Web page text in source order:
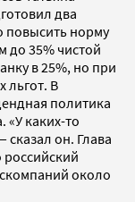
два
повысить норму
до 35% чистой
в 25%, но при
льгот. В
политика
каких-то
он. Глава
около